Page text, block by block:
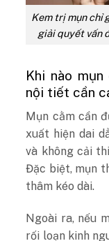
Kem trị mụn chỉ
giải quyết vấn
Khi nào
nội tiết cần
Mụn cằm cần
xuất hiện dai
và không cải
Đặc biệt, mụn
thâm kéo dài.
Ngoài ra, nếu
rối loạn kinh